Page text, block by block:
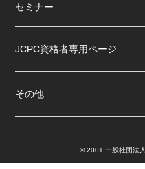
セミナー
JCPC資格者専用ページ
その他
© 2001 一般社団法